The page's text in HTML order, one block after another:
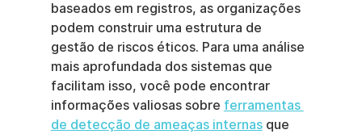
baseados em registros, as organizações
podem construir uma estrutura de
gestão de riscos éticos. Para uma análise
mais aprofundada dos sistemas que
facilitam isso, você pode encontrar
informações valiosas sobre ferramentas
de detecção de ameaças internas que